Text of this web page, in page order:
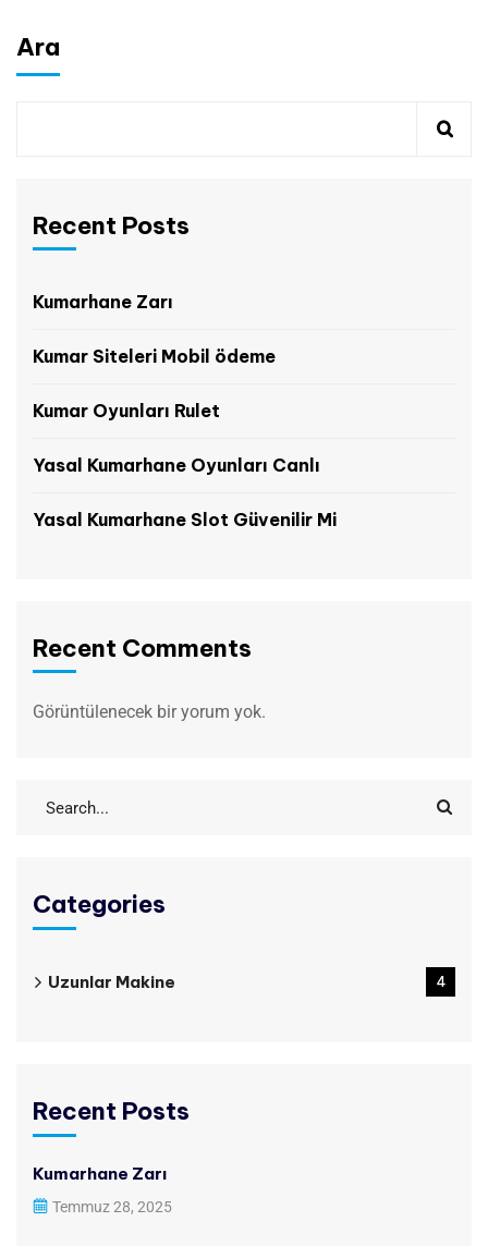
Ara
Recent Posts
Kumarhane Zarı
Kumar Siteleri Mobil ödeme
Kumar Oyunları Rulet
Yasal Kumarhane Oyunları Canlı
Yasal Kumarhane Slot Güvenilir Mi
Recent Comments
Görüntülenecek bir yorum yok.
Categories
Uzunlar Makine 4
Recent Posts
Kumarhane Zarı
Temmuz 28, 2025